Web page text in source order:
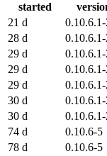
started
21 d
0.10.6.1-
28 d
0.10.6.1-
29 d
0.10.6.1-
29 d
0.10.6.1-
29 d
0.10.6.1-
30 d
0.10.6.1-
30 d
0.10.6.1-
74 d
0.10.6-5
78 d
0.10.6-5